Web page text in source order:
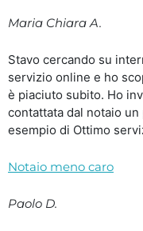
Maria Chiara A.
Stavo cercando su
servizio online e ho
è piaciuto subito. Ho
contattata dal notaio
esempio di Ottimo
Notaio meno caro
Paolo D.